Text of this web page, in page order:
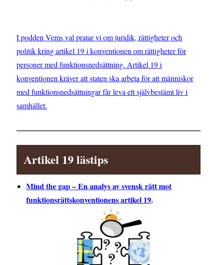
I podden Vems val pratar vi om juridik, rättigheter och
politik kring artikel 19 i konventionen om rättigheter för
personer med funktionsnedsättning. Artikel 19 i
konventionen kräver att staten ska arbeta för att människor
med funktionsnedsättningar får leva ett självbestämt liv i
samhället.
Artikel 19 lästips
Mind the gap – En analys av svensk rätt mot
funktionsrättskonventionens artikel 19.